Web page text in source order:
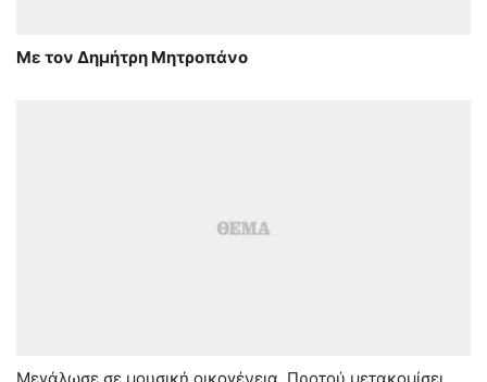
Με τον Δημήτρη Μητροπάνο